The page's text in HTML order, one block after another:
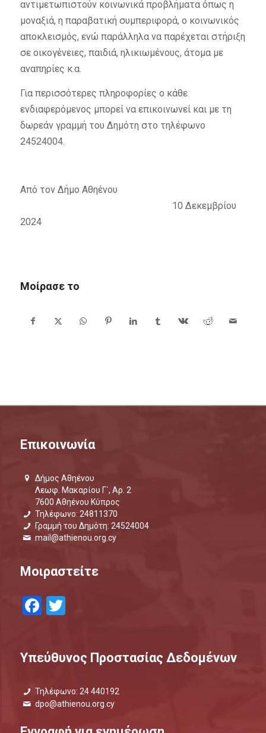
αντιμετωπιστούν κοινωνικά προβλήματα όπως η
μοναξιά, η παραβατική συμπεριφορά, ο κοινωνικός
αποκλεισμός, ενώ παράλληλα να παρέχεται στήριξη
σε οικογένειες, παιδιά, ηλικιωμένους, άτομα με
αναπηρίες κ.α.
Για περισσότερες πληροφορίες ο κάθε
ενδιαφερόμενος μπορεί να επικοινωνεί και με τη
δωρεάν γραμμή του Δημότη στο τηλέφωνο
24524004.
Από τον Δήμο Αθηένου
10 Δεκεμβρίου
2024
Μοίρασε το
Επικοινωνία
Δήμος Αθηένου
Λεωφ. Μακαρίου Γ΄, Αρ. 2
7600 Αθηένου Κύπρος
Τηλέφωνο: 24811370
Γραμμή του Δημότη: 24524004
mail@athienou.org.cy
Μοιραστείτε
Facebook
Υπεύθυνος Προστασίας Δεδομένων
Τηλέφωνο: 24 440192
dpo@athienou.org.cy